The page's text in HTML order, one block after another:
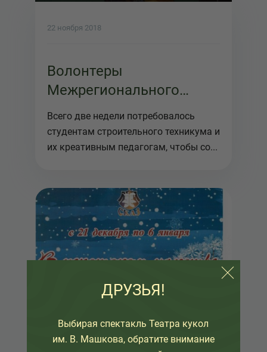
22 ноября 2018
Волонтеры
Межрегионального
проекта "Три толстяка"
продолжают творить
Всего две недели потребовалось
студентам строительного техникума и
их креативным педагогам, чтобы со...
ДРУЗЬЯ!
Выбирая спектакль Театра кукол
им. В. Машкова, обратите внимание